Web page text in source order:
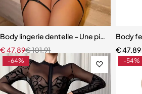
Body lingerie dentelle – Une pièce
€101,91
€47,89
Body
€47,89
-64% -54%